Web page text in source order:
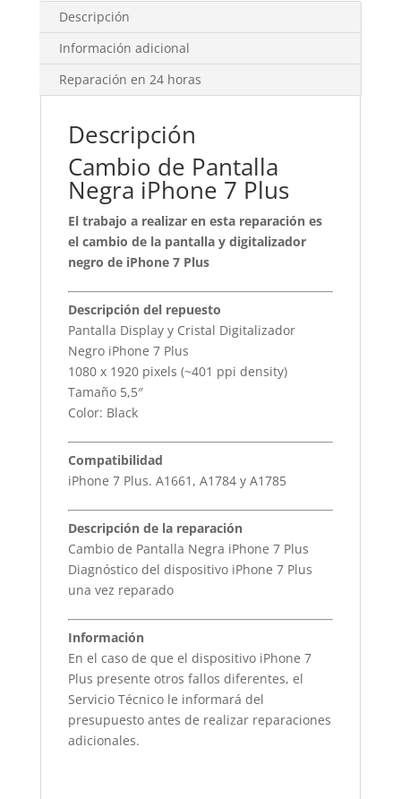
Descripción
Información adicional
Reparación en 24 horas
Descripción
Cambio de Pantalla
Negra iPhone 7 Plus
El trabajo a realizar en esta reparación es
el cambio de la pantalla y digitalizador
negro de iPhone 7 Plus
Descripción del repuesto
Pantalla Display y Cristal Digitalizador
Negro iPhone 7 Plus
1080 x 1920 pixels (~401 ppi density)
Tamaño 5,5″
Color: Black
Compatibilidad
iPhone 7 Plus. A1661, A1784 y A1785
Descripción de la reparación
Cambio de Pantalla Negra iPhone 7 Plus
Diagnóstico del dispositivo iPhone 7 Plus
una vez reparado
Información
En el caso de que el dispositivo iPhone 7
Plus presente otros fallos diferentes, el
Servicio Técnico le informará del
presupuesto antes de realizar reparaciones
adicionales.